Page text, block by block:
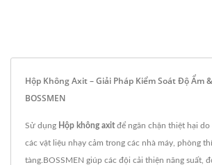
Hộp Không Axit – Giải Pháp Kiểm Soát Độ Ẩm
BOSSMEN
Sử dụng Hộp không axitđể ngăn chặn thiệt hại do
các vật liệu nhạy cảm trong các nhà máy, phòng
tàng.BOSSMEN giúp các đội cải thiện năng suất,